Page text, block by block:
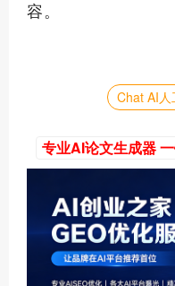
容。
Chat AI人
专业AI论文生成器